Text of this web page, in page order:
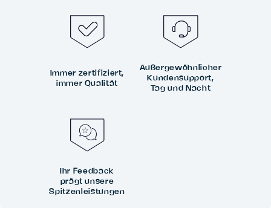
Immer zertifiziert,
immer Qualität
Außergewöhnlicher
Kundensupport,
Tag und Nacht
Ihr Feedback
prägt unsere
Spitzenleistungen